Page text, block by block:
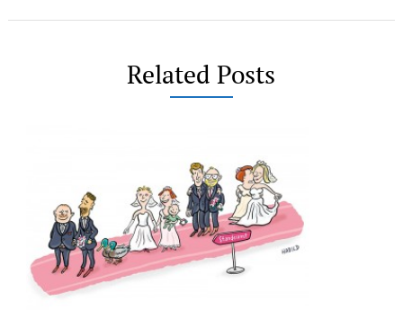
Related Posts